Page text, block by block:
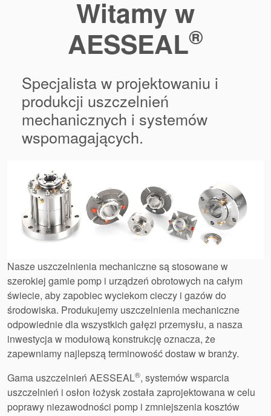
Witamy w
AESSEAL®
Specjalista w projektowaniu i
produkcji uszczelnień
mechanicznych i systemów
wspomagających.
Nasze uszczelnienia mechaniczne są stosowane w
szerokiej gamie pomp i urządzeń obrotowych na całym
świecie, aby zapobiec wyciekom cieczy i gazów do
środowiska. Produkujemy uszczelnienia mechaniczne
odpowiednie dla wszystkich gałęzi przemysłu, a nasza
inwestycja w modułową konstrukcję oznacza, że
zapewniamy najlepszą terminowość dostaw w branży.
Gama uszczelnień AESSEAL®, systemów wsparcia
uszczelnień i osłon łożysk została zaprojektowana w celu
poprawy niezawodności pomp i zmniejszenia kosztów